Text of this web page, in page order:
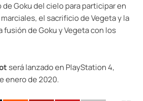
Goku del cielo para participar en
el sacrificio de Vegeta y la
fusión de Goku y Vegeta con los
será lanzado en PlayStation 4,
enero de 2020.